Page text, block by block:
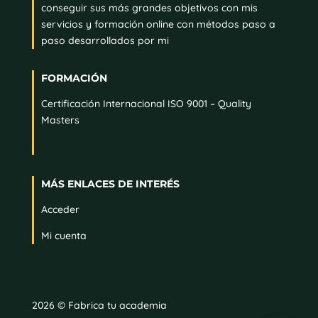
conseguir sus más grandes objetivos con mis
servicios y formación online con métodos paso a
paso desarrollados por mi
FORMACIÓN
Certificación Internacional ISO 9001 – Quality
Masters
MÁS ENLACES DE INTERÉS
Acceder
Mi cuenta
2026 © Fabrica tu academia